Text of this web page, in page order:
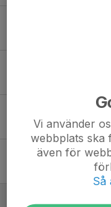
Uppdatering
Inställd
10 jan 2025
Halmia
30 dec 2024
Vi använder
webbplats ska
även för
Så